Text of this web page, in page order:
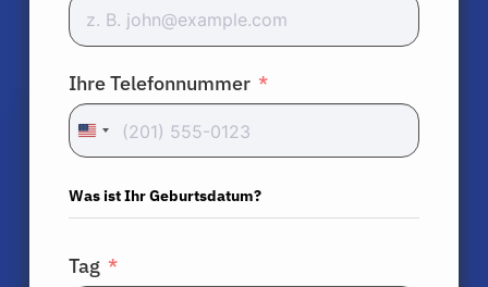
Lösungen
Ressourcen
Über
Anmelden
Ihre Telefonnummer
United
+1
Was ist Ihr Geburtsdatum?
Tag